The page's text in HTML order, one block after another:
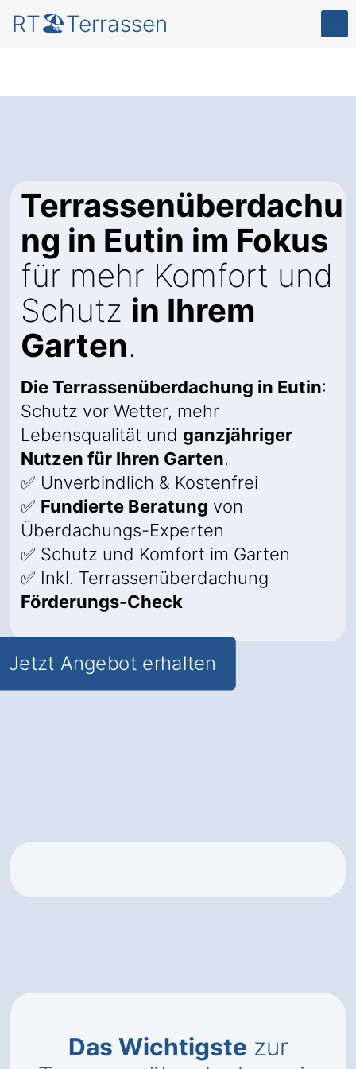
RT🏖️Terrassen
Terrassenüberdachu
ng in Eutin im Fokus
für mehr Komfort und
Schutz in Ihrem
Garten.
Die Terrassenüberdachung in Eutin:
Schutz vor Wetter, mehr
Lebensqualität und ganzjähriger
Nutzen für Ihren Garten.
✅ Unverbindlich & Kostenfrei
✅ Fundierte Beratung von
Überdachungs-Experten
✅ Schutz und Komfort im Garten
✅ Inkl. Terrassenüberdachung
Förderungs-Check
Jetzt Angebot erhalten
Das Wichtigste zur